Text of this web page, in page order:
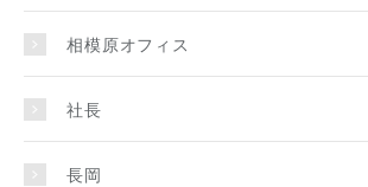
相模原オフィス
社長
長岡